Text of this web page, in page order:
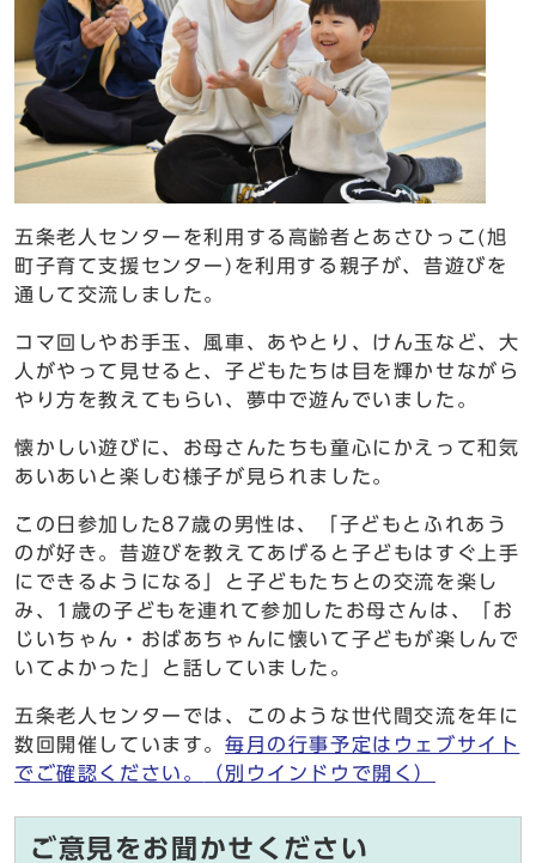
五条老人センターを利用する高齢者とあさひっこ(旭
町子育て支援センター)を利用する親子が、昔遊びを
通して交流しました。
コマ回しやお手玉、風車、あやとり、けん玉など、大
人がやって見せると、子どもたちは目を輝かせながら
やり方を教えてもらい、夢中で遊んでいました。
懐かしい遊びに、お母さんたちも童心にかえって和気
あいあいと楽しむ様子が見られました。
この日参加した87歳の男性は、「子どもとふれあう
のが好き。昔遊びを教えてあげると子どもはすぐ上手
にできるようになる」と子どもたちとの交流を楽し
み、1歳の子どもを連れて参加したお母さんは、「お
じいちゃん・おばあちゃんに懐いて子どもが楽しんで
いてよかった」と話していました。
五条老人センターでは、このような世代間交流を年に
数回開催しています。 毎月の行事予定はウェブサイト
でご確認ください。
（別ウインドウで開く）
ご意見をお聞かせください